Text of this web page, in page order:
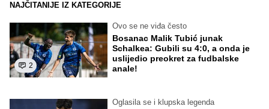
NAJČITANIJE IZ KATEGORIJE
2
Ovo se ne viđa često
Bosanac Malik Tubić junak
Schalkea: Gubili su 4:0, a onda je
uslijedio preokret za fudbalske
anale!
Oglasila se i klupska legenda